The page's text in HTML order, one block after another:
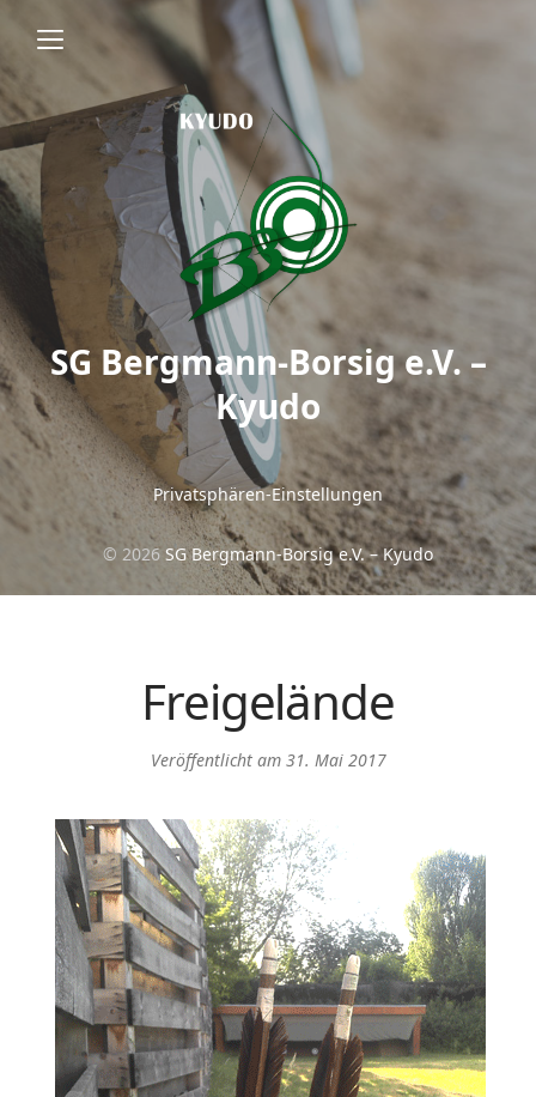
SG Bergmann-Borsig e.V. –
Kyudo
Privatsphären-Einstellungen
© 2026 SG Bergmann-Borsig e.V. – Kyudo
Freigelände
Veröffentlicht am 31. Mai 2017